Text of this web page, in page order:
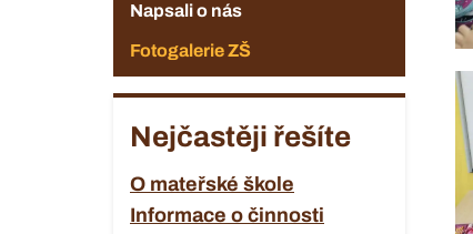
Napsali o nás
Fotogalerie ZŠ
Nejčastěji řešíte
O mateřské škole
Informace o činnosti